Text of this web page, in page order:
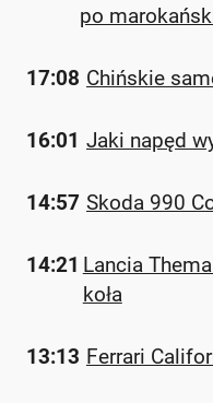
po
17:08 Chińskie
16:01 Jaki napęd
14:57 Skoda 990
14:21 Lancia
koła
13:13 Ferrari